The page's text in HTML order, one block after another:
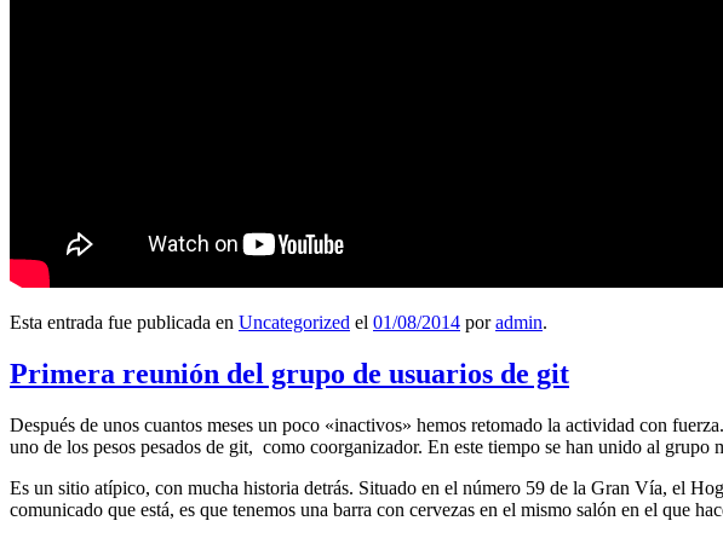
Esta entrada fue publicada en Uncategorized el 01/08/2014 poradmin.
Primera reunión del grupo de usuarios de git
Después de unos cuantos meses un poco «inactivos» hemos retomado la actividad con
uno de los pesos pesados de git, como coorganizador. En este tiempo se han unido al grupo
Es un sitio atípico, con mucha historia detrás. Situado en el número 59 de la Gran Vía, el
comunicado que está, es que tenemos una barra con cervezas en el mismo salón en el que